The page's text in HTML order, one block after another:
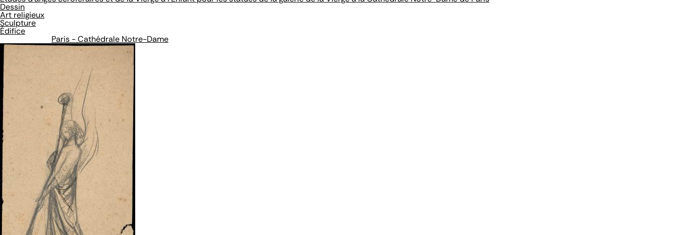
Dessin
Art religieux
Sculpture
Édifice
Paris - Cathédrale Notre-Dame